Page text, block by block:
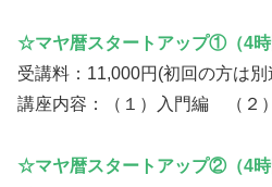
☆マヤ暦スタートアップ①（4時
受講料：11,000円(初回の方は
講座内容：（１）入門編 （２
☆マヤ暦スタートアップ②（4時